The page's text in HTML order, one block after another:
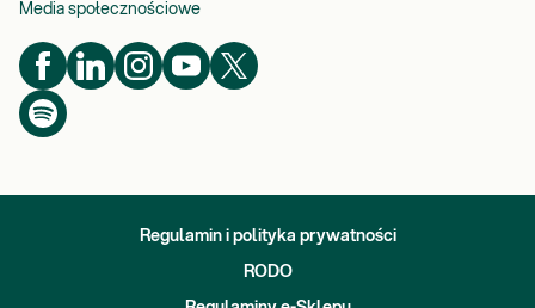
Media społecznościowe
Regulamin i polityka prywatności
RODO